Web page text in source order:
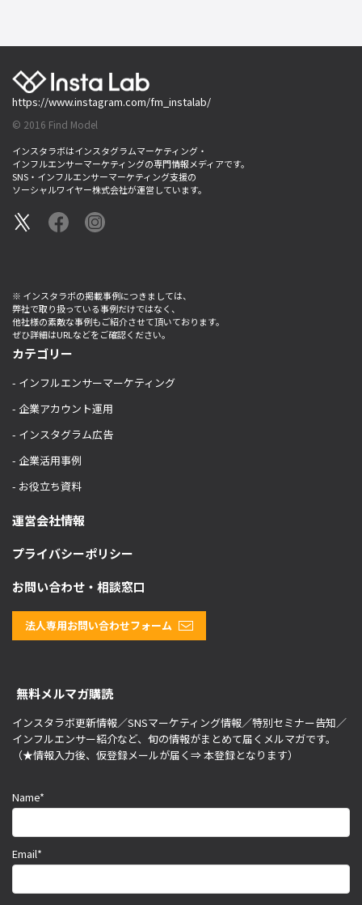
https://www.instagram.com/fm_instalab/
© 2016 Find Model
インスタラボはインスタグラムマーケティング・
インフルエンサーマーケティングの専門情報メディアです。
SNS・インフルエンサーマーケティング支援の
ソーシャルワイヤー株式会社が運営しています。
※ インスタラボの掲載事例につきましては、
弊社で取り扱っている事例だけではなく、
他社様の素敵な事例もご紹介させて頂いております。
ぜひ詳細はURLなどをご確認ください。
カテゴリー
- インフルエンサーマーケティング
- 企業アカウント運用
- インスタグラム広告
- 企業活用事例
- お役立ち資料
運営会社情報
プライバシーポリシー
お問い合わせ・相談窓口
法人専用お問い合わせフォーム
無料メルマガ購読
インスタラボ更新情報／SNSマーケティング情報／特別セミナー告知／
インフルエンサー紹介など、旬の情報がまとめて届くメルマガです。
（★情報入力後、仮登録メールが届く⇒ 本登録となります）
Name*
Email*